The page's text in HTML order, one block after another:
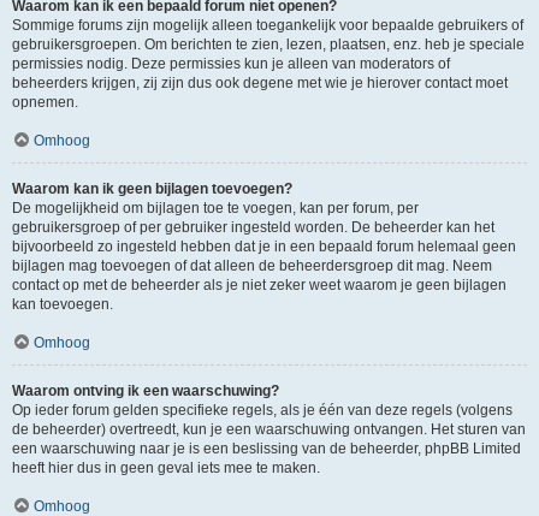
Waarom kan ik een bepaald forum niet openen?
Sommige forums zijn mogelijk alleen toegankelijk voor bepaalde gebruikers of
gebruikersgroepen. Om berichten te zien, lezen, plaatsen, enz. heb je speciale
permissies nodig. Deze permissies kun je alleen van moderators of
beheerders krijgen, zij zijn dus ook degene met wie je hierover contact moet
opnemen.
Omhoog
Waarom kan ik geen bijlagen toevoegen?
De mogelijkheid om bijlagen toe te voegen, kan per forum, per
gebruikersgroep of per gebruiker ingesteld worden. De beheerder kan het
bijvoorbeeld zo ingesteld hebben dat je in een bepaald forum helemaal geen
bijlagen mag toevoegen of dat alleen de beheerdersgroep dit mag. Neem
contact op met de beheerder als je niet zeker weet waarom je geen bijlagen
kan toevoegen.
Omhoog
Waarom ontving ik een waarschuwing?
Op ieder forum gelden specifieke regels, als je één van deze regels (volgens
de beheerder) overtreedt, kun je een waarschuwing ontvangen. Het sturen van
een waarschuwing naar je is een beslissing van de beheerder, phpBB Limited
heeft hier dus in geen geval iets mee te maken.
Omhoog